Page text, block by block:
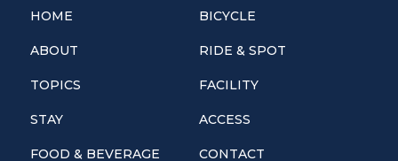
HOME
ABOUT
TOPICS
STAY
FOOD & BEVERAGE
BICYCLE
RIDE & SPOT
FACILITY
ACCESS
CONTACT